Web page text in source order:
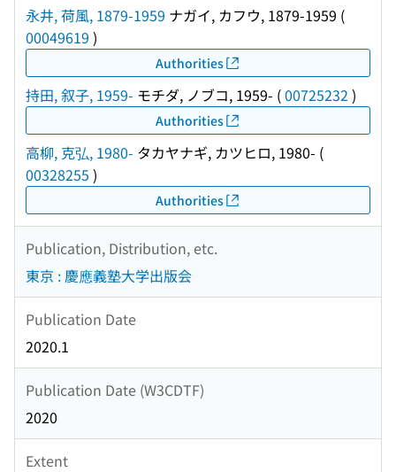
永井, 荷風, 1879-1959 ナガイ, カフウ, 1879-1959 (
00049619 )
Authorities
持田, 叙子, 1959- モチダ, ノブコ, 1959- (00725232 )
Authorities
高柳, 克弘, 1980- タカヤナギ, カツヒロ, 1980- (
00328255 )
Authorities
Publication, Distribution, etc.
東京 : 慶應義塾大学出版会
Publication Date
2020.1
Publication Date (W3CDTF)
2020
Extent